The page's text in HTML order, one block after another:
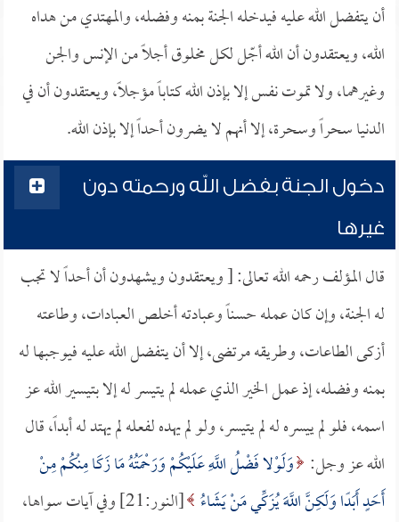
أن يتفضل الله عليه فيدخله الجنة بمنه وفضله، والمهتدي من هداه
الله، ويعتقدون أن الله أجّل لكل مخلوق أجلاً من الإنس والجن
وغيرهما، ولا تموت نفس إلا بإذن الله كتاباً مؤجلاً، ويعتقدون أن في
الدنيا سحراً وسحرة، إلا أنهم لا يضرون أحداً إلا بإذن الله.
دخول الجنة بفضل الله ورحمته دون
غيرها
قال المؤلف رحمه الله تعالى: [ ويعتقدون ويشهدون أن أحداً لا تجب
له الجنة، وإن كان عمله حسناً وعبادته أخلص العبادات، وطاعته
أزكى الطاعات، وطريقه مرتضى، إلا أن يتفضل الله عليه فيوجبها له
بمنه وفضله، إذ عمل الخير الذي عمله لم يتيسر له إلا بتيسير الله عز
اسمه، فلو لم ييسره له لم يتيسر، ولو لم يهده لفعله لم يهتد له أبداً، قال
الله عز وجل: وَلَوْلا فَضْلُ اللَّهِ عَلَيْكُمْ وَرَحْمَتُهُ مَا زَكَا مِنْكُمْ مِنْ
أَحَدٍ أَبَدًا وَلَكِنَّ اللَّهَ يُزَكِّي مَنْ يَشَاءُ
[النور:21] وفي آيات سواها،